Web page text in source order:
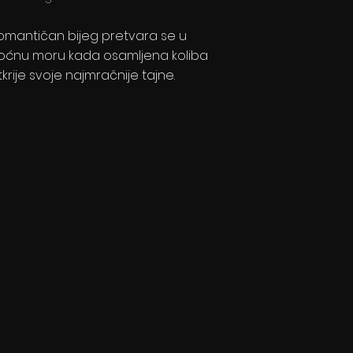
bijeg pretvara se u
moru kada osamljena koliba
svoje najmračnije tajne.